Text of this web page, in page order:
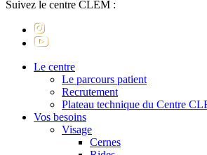
Suivez le centre CLEM :
Le centre
Le parcours patient
Recrutement
Plateau technique du Centre
Vos besoins
Visage
Cernes